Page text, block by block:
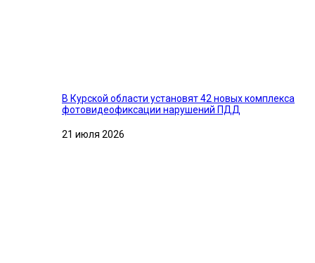
В Курской области установят 42 новых комплекса
фотовидеофиксации нарушений ПДД
21 июля 2026